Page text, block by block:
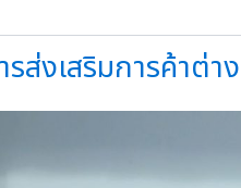
ส่งเสริมการค้าต่า